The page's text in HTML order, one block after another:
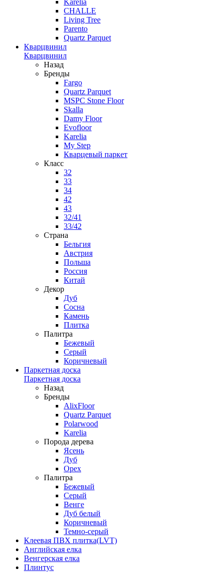
Karelia
CHALLE
Living Tree
Parento
Quartz Parquet
Кварцвинил
Кварцвинил
Назад
Бренды
Fargo
Quartz Parquet
MSPC Stone Floor
Skalla
Damy Floor
Evofloor
Karelia
My Step
Кварцевый паркет
Класс
32
33
34
42
43
32/41
33/42
Страна
Бельгия
Австрия
Польша
Россия
Китай
Декор
Дуб
Сосна
Камень
Плитка
Палитра
Бежевый
Серый
Коричневый
Паркетная доска
Паркетная доска
Назад
Бренды
AlixFloor
Quartz Parquet
Polarwood
Karelia
Порода дерева
Ясень
Дуб
Орех
Палитра
Бежевый
Серый
Венге
Дуб белый
Коричневый
Темно-серый
Клеевая ПВХ плитка(LVT)
Английская елка
Венгерская елка
Плинтус